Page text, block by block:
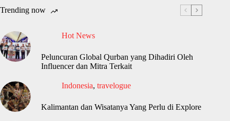
Trending now
Hot News
Peluncuran Global Qurban yang Dihadiri Oleh
Influencer dan Mitra Terkait
Indonesia, travelogue
Kalimantan dan Wisatanya Yang Perlu di Explore